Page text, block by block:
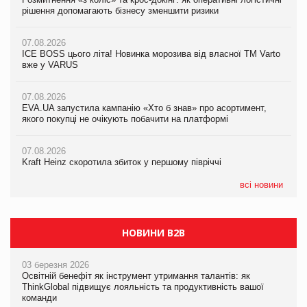
рішення допомагають бізнесу зменшити ризики
07.08.2026
ICE BOSS цього літа! Новинка морозива від власної ТМ Varto
вже у VARUS
07.08.2026
EVA.UA запустила кампанію «Хто б знав» про асортимент,
якого покупці не очікують побачити на платформі
07.08.2026
Kraft Heinz скоротила збиток у першому півріччі
всі новини
вже у VARUS
07.08.2026
EVA.UA запустила кампанію «Хто б знав» про асортимент,
якого покупці не очікують побачити на платформі
06.08.2026
Смачна новинка для хвостатих: у VARUS з’явилися паучі
Varto Paw expert від власної ТМ Varto!
05.08.2026
Мережа супермаркетів VARUS купує мережу магазинів
Продажі Hugo Boss впали на 9%
06.08.2026
НОВИНИ B2B
03 березня 2026
Освітній бенефіт як інструмент утримання талантів: як
ThinkGlobal підвищує лояльність та продуктивність вашої
команди